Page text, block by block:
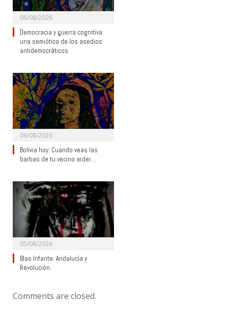
06/08/2026
Democracia y guerra cognitiva:
una semiótica de los asedios
antidemocráticos
06/08/2026
Bolivia hoy: Cuando veas las
barbas de tu vecino arder…
05/08/2026
Blas Infante: Andalucía y
Revolución.
Comments are closed.